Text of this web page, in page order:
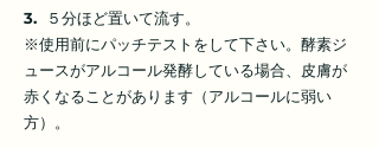
3.
５分ほど置いて流す。
※使用前にパッチテストをして下さい。酵素ジ
ュースがアルコール発酵している場合、皮膚が
赤くなることがあります（アルコールに弱い
方）。